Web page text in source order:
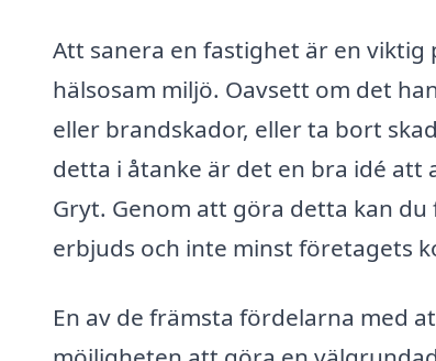
Att sanera en fastighet är en viktig
hälsosam miljö. Oavsett om det
eller brandskador, eller ta bort
detta i åtanke är det en bra idé
Gryt. Genom att göra detta kan
erbjuds och inte minst företagets
En av de främsta fördelarna med